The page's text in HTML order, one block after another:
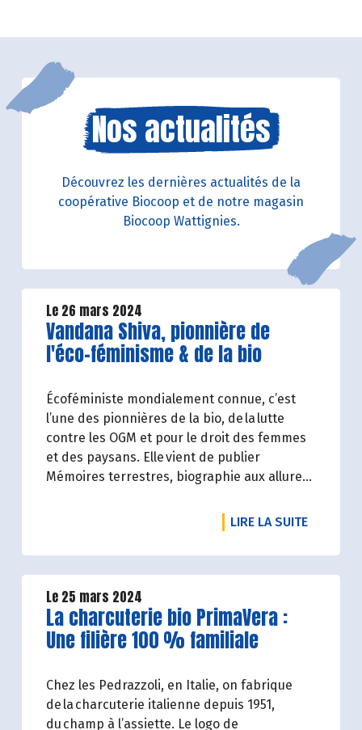
Nos actualités
Découvrez les dernières actualités de la
coopérative Biocoop et de notre magasin
Biocoop Wattignies.
Le 26 mars 2024
Lire la suite de l'article
Vandana Shiva, pionnière de
l'éco-féminisme & de la bio
Écoféministe mondialement connue, c’est
l’une des pionnières de la bio, de la lutte
contre les OGM et pour le droit des femmes
et des paysans. Elle vient de publier
Mémoires terrestres, biographie aux allures
sa détermination à prendre soin du monde
et des gens n’ont pas pris une ride. Qu’on la
rencontre, qu’on la lise, même effet : un
coup de fouet ou de jeune, un coup de
chaud. Et comme la sève qui monte au
printemps, on a envie de faire éclore un
nouveau monde, avec elle.
LIRE LA SUITEDE
Le 25 mars 2024
Lire la suite de l'article
La charcuterie bio PrimaVera :
Une filière 100 % familiale
Chez les Pedrazzoli, en Italie, on fabrique
de la charcuterie italienne depuis 1951,
du champ à l’assiette. Le logo de